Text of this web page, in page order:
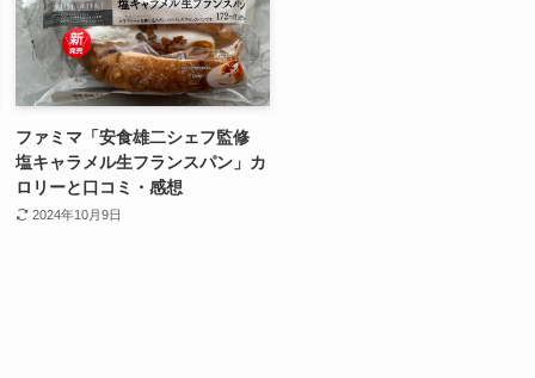
ファミマ「安食雄二シェフ監修
塩キャラメル生フランスパン」カ
ロリーと口コミ・感想
2024年10月9日